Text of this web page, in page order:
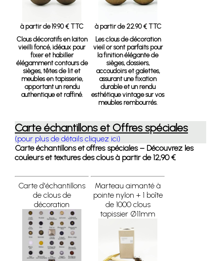
à partir de 19.90 € TTC
Clous décoratifs en laiton
vieilli foncé, idéaux pour
fixer et habiller
élégamment contours de
sièges, têtes de lit et
meubles en tapisserie,
apportant un rendu
authentique et raffiné.
à partir de 22.90 € TTC
Les clous de décoration
vieil or sont parfaits pour
la finition élégante de
sièges, dossiers,
accoudoirs et galettes,
assurant une fixation
durable et un rendu
esthétique vintage sur vos
meubles rembourrés.
Carte échantillons et Offres spéciales
(pour plus de détails cliquez ici)
Carte échantillons et offres spéciales – Découvrez les
couleurs et textures des clous à partir de 12,90 €
Carte d'échantillons
de clous de
décoration
Marteau aimanté à
pointe nylon + 1 boîte
de 1000 clous
tapissier Ø11mm